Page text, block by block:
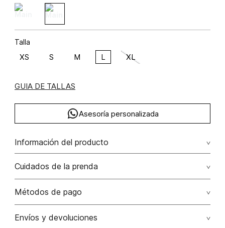
Talla
XS S M L XL
GUIA DE TALLAS
Asesoría personalizada
Información del producto
Blusa manga larga con bolsillo viscosa 62% lino 38% 62.00%
viscosa/viscose38.00% lino/linen
Cuidados de la prenda
Lavado profesional en húmedo (w) planchar con vapor
No lavar
Métodos de pago
Tarjetas de crédito: Visa, Dinners, Master Card y American
Envíos y devoluciones